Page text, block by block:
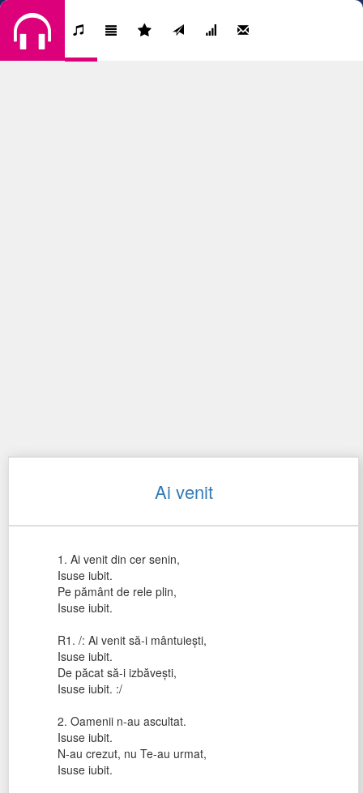
Ai venit
1. Ai venit din cer senin,
Isuse iubit.
Pe pământ de rele plin,
Isuse iubit.
R1. /: Ai venit să-i mântuieşti,
Isuse iubit.
De păcat să-i izbăveşti,
Isuse iubit. :/
2. Oamenii n-au ascultat.
Isuse iubit.
N-au crezut, nu Te-au urmat,
Isuse iubit.